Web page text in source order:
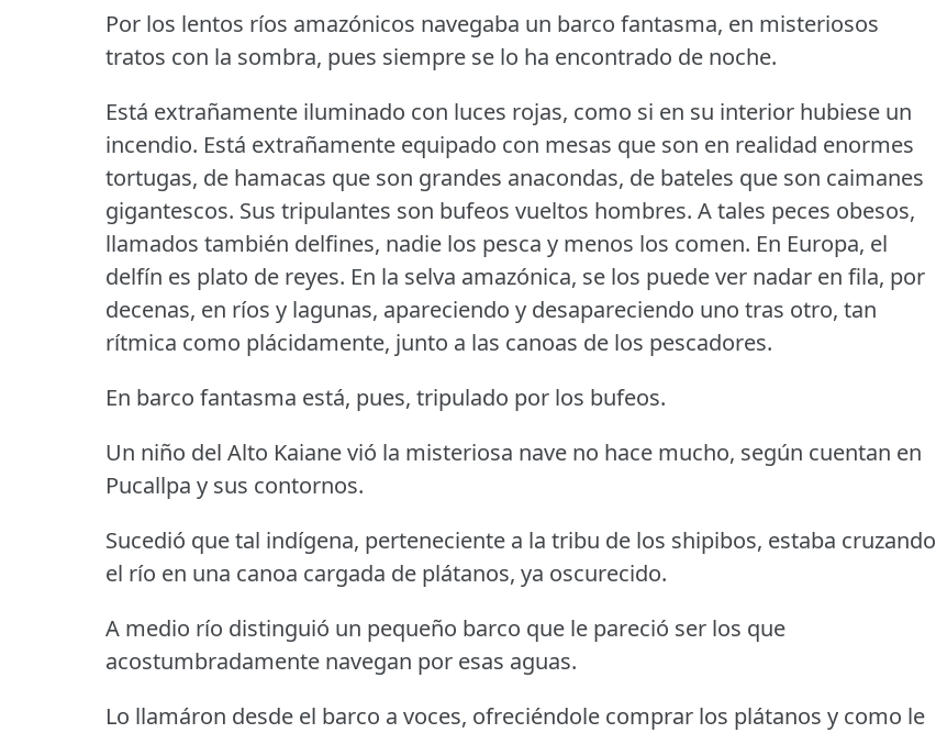
Por los lentos ríos amazónicos navegaba un barco fantasma, en misteriosos
tratos con la sombra, pues siempre se lo ha encontrado de noche.
Está extrañamente iluminado con luces rojas, como si en su interior hubiese un
incendio. Está extrañamente equipado con mesas que son en realidad enormes
tortugas, de hamacas que son grandes anacondas, de bateles que son caimanes
gigantescos. Sus tripulantes son bufeos vueltos hombres. A tales peces obesos,
llamados también delfines, nadie los pesca y menos los comen. En Europa, el
delfín es plato de reyes. En la selva amazónica, se los puede ver nadar en fila, por
decenas, en ríos y lagunas, apareciendo y desapareciendo uno tras otro, tan
rítmica como plácidamente, junto a las canoas de los pescadores.
En barco fantasma está, pues, tripulado por los bufeos.
Un niño del Alto Kaiane vió la misteriosa nave no hace mucho, según cuentan en
Pucallpa y sus contornos.
Sucedió que tal indígena, perteneciente a la tribu de los shipibos, estaba cruzando
el río en una canoa cargada de plátanos, ya oscurecido.
A medio río distinguió un pequeño barco que le pareció ser los que
acostumbradamente navegan por esas aguas.
Lo llamáron desde el barco a voces, ofreciéndole comprar los plátanos y como le